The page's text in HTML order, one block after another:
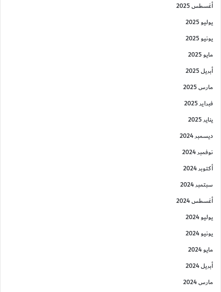
أغسطس 2025
يوليو 2025
يونيو 2025
مايو 2025
أبريل 2025
مارس 2025
فبراير 2025
يناير 2025
ديسمبر 2024
نوفمبر 2024
أكتوبر 2024
سبتمبر 2024
أغسطس 2024
يوليو 2024
يونيو 2024
مايو 2024
أبريل 2024
مارس 2024